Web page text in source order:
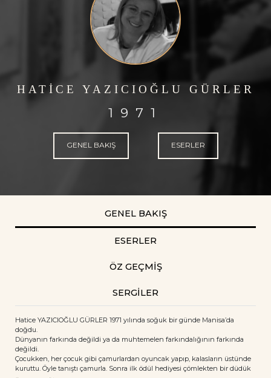
HATİCE YAZICIOĞLU GÜRLER
1971
GENEL BAKIŞ ESERLER
GENEL BAKIŞ
ESERLER
ÖZ GEÇMİŞ
SERGİLER
Hatice YAZICIOĞLU GÜRLER 1971 yılında soğuk bir günde Manisa’da
doğdu.
Dünyanın farkında değildi ya da muhtemelen farkındalığının farkında
değildi.
Çocukken, her çocuk gibi çamurlardan oyuncak yapıp, kalasların üstünde
kuruttu. Öyle tanıştı çamurla. Sonra ilk ödül hediyesi çömlekten bir düdük